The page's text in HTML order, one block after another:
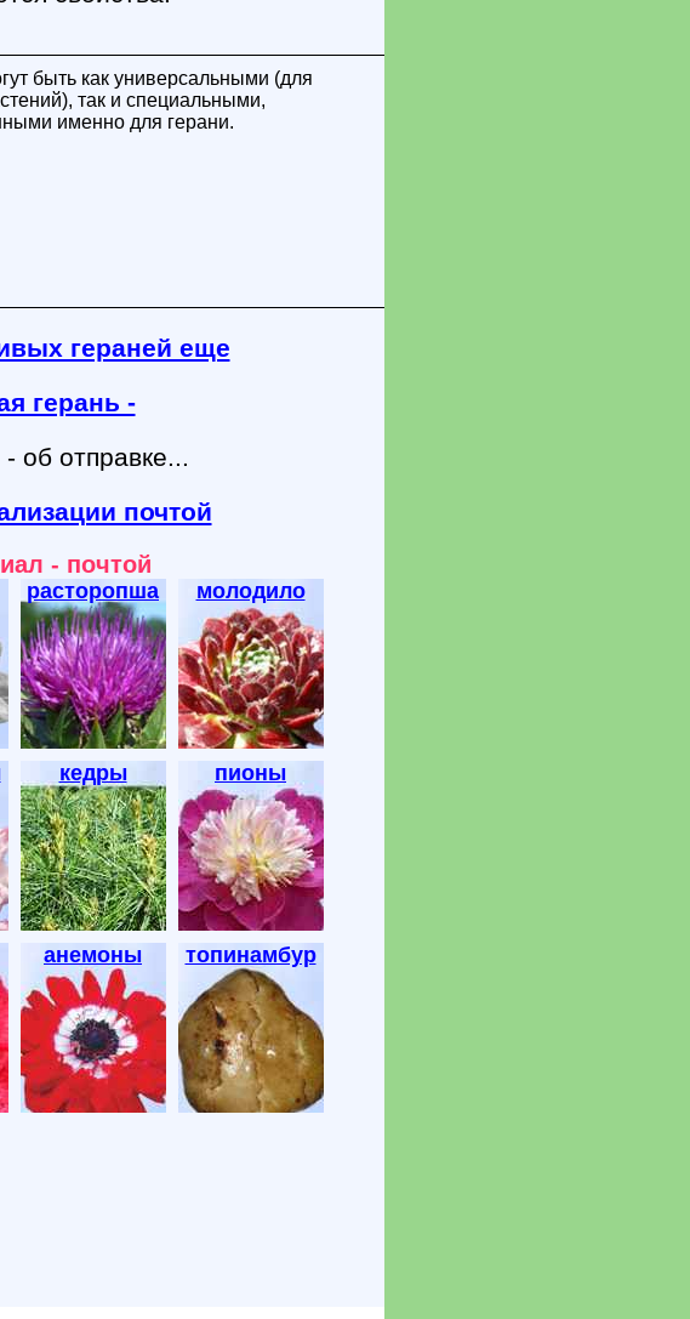
быть как универсальными (для
так и специальными,
именно для герани.
гераней еще
герань -
об отправке...
почтой
- почтой
расторопша молодило
кедры пионы
анемоны топинамбур